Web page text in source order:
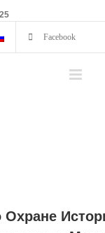
Facebook
Охране